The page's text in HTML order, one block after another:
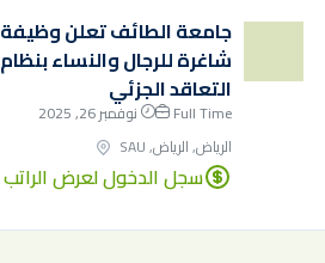
جامعة الطائف تعلن وظيفة
شاغرة للرجال والنساء بنظام
التعاقد الجزئي
Full Time
نوفمبر 26, 2025
الرياض, الرياض, SAU
سجل الدخول لعرض الراتب